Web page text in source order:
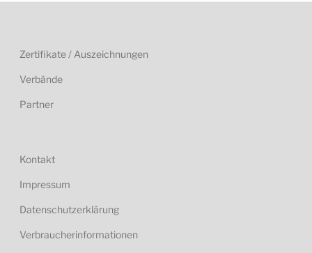
Zertifikate / Auszeichnungen
Verbände
Partner
Kontakt
Impressum
Datenschutzerklärung
Verbraucherinformationen